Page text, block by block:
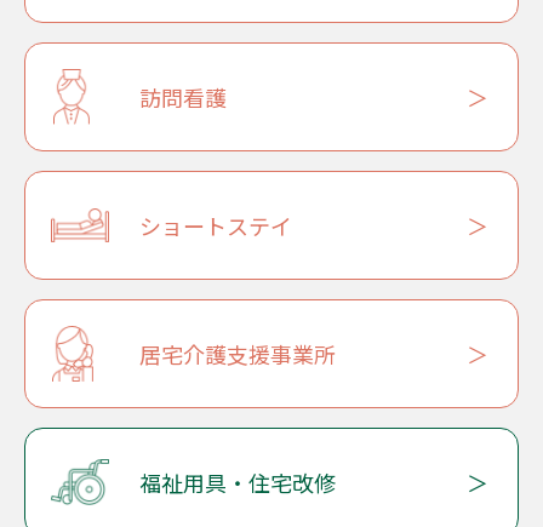
訪問看護
ショートステイ
居宅介護支援事業所
福祉用具・住宅改修